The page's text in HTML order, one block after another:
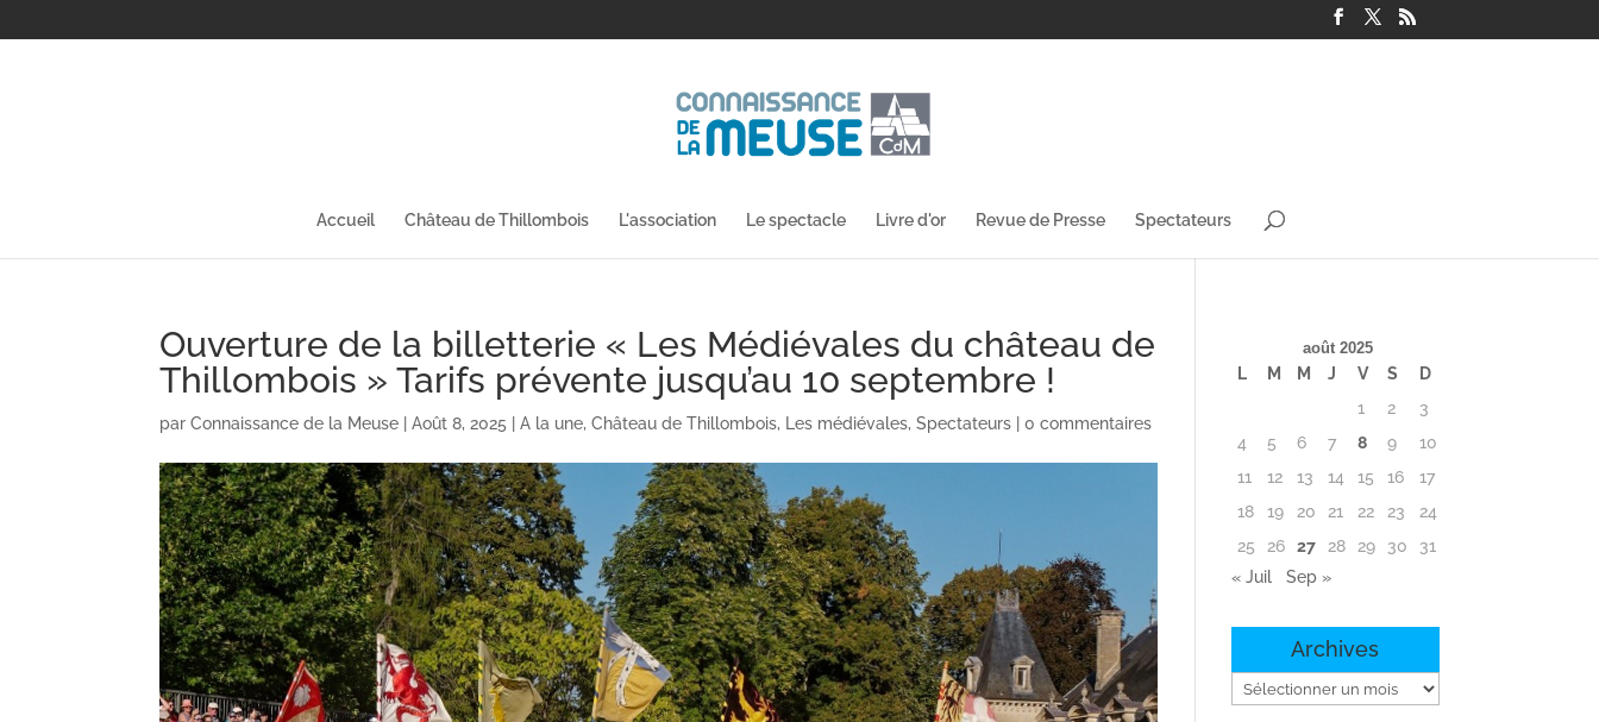
Accueil Château de Thillombois L'association Le spectacle Livre d'or Revue de Presse Spectateurs
Ouverture de la billetterie « Les Médiévales du château de
Thillombois » Tarifs prévente jusqu’au 10 septembre !
parConnaissance de la Meuse |Août 8, 2025 |A la une,Château de Thillombois, Les médiévales,Spectateurs |0 commentaires
août 2025
L M M J V S
D
1
2
3
4
5 6 7 8 9
10
11
12 13 14 15 16
17
18
19 20 21 22 23
24
25
26 27 28 29 30
31
« Juil
Sep »
Archives
Archives